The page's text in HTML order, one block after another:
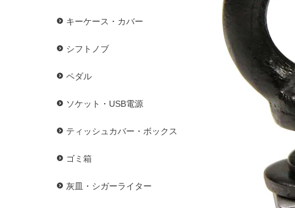
キーケース・カバー
シフトノブ
ペダル
ソケット・USB電源
ティッシュカバー・ボックス
ゴミ箱
灰皿・シガーライター